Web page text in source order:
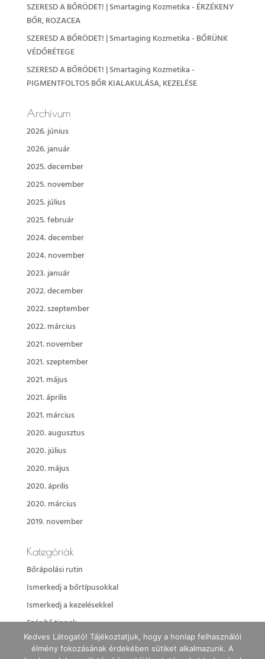
SZERESD A BŐRÖDET! | Smartaging Kozmetika-ÉRZÉKENY
BŐR, ROZACEA
SZERESD A BŐRÖDET! | Smartaging Kozmetika-BŐRÜNK
VÉDŐRÉTEGE
SZERESD A BŐRÖDET! | Smartaging Kozmetika-
PIGMENTFOLTOS BŐR KIALAKULÁSA, KEZELÉSE
Archívum
2026. június
2026. január
2025. december
2025. november
2025. július
2025. február
2024. december
2024. november
2023. január
2022. december
2022. szeptember
2022. március
2021. november
2021. szeptember
2021. május
2021. április
2021. március
2020. augusztus
2020. július
2020. május
2020. április
2020. március
2019. november
Kategóriák
Bőrápolási rutin
Ismerkedj a bőrtípusokkal
Ismerkedj a kezelésekkel
Szépítő tippek
Kedves Látogató! Tájékoztatjuk, hogy a honlap felhasználói
élmény fokozásának érdekében sütiket alkalmazunk. A